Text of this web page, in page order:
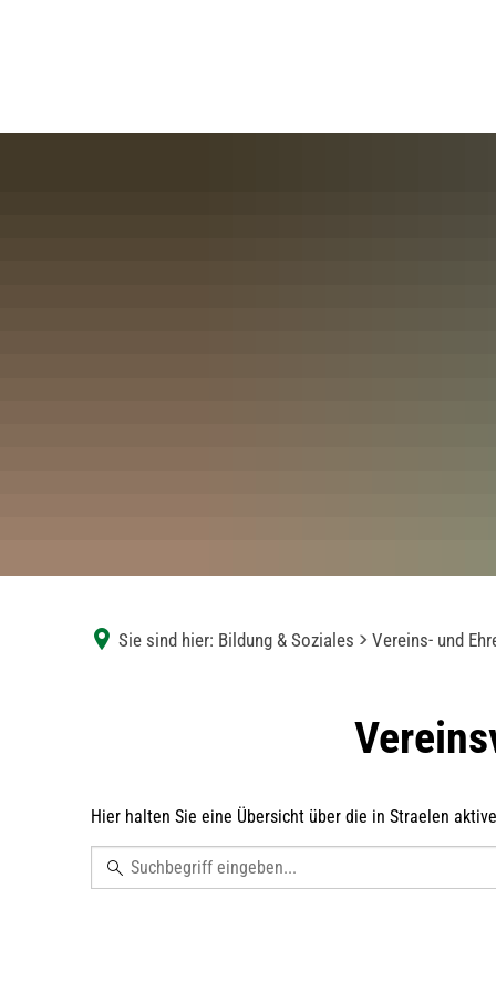
Sie sind hier: Bildung & Soziales Vereins- und
Hier halten Sie eine Übersicht über die in Straelen